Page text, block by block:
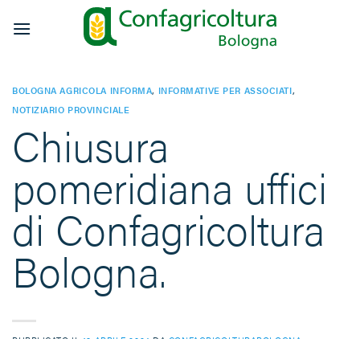
BOLOGNA AGRICOLA INFORMA, INFORMATIVE PER ASSOCIATI,
NOTIZIARIO PROVINCIALE
Chiusura
pomeridiana uffici
di Confagricoltura
Bologna.